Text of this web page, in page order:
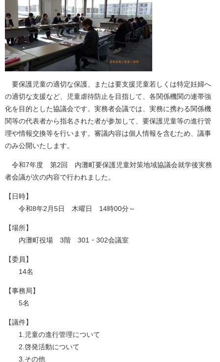
要保護児童の適切な保護、または要支援児童若しくは特定妊婦へ
の適切な支援など、児童虐待防止を目指して、各関係機関の連帯強
化を目的とした協議会です。実務者会議では、実務に携わる関係機
関等の代表者から指名された者が参加して、要保護児童等の進行管
理や情報交換等を行います。審議内容は個人情報を含むため、議事
のみ公開いたします。
令和7年度 第2回 内灘町要保護児童対策地域協議会就学後実務
者会議が次の内容で行われました。
【日時】
令和8年2月5日 木曜日 14時00分～
【場所】
内灘町役場 3階 301・302会議室
【委員】
14名
【事務局】
5名
【議件】
1.児童の進行管理について
2.啓発活動について
3.その他